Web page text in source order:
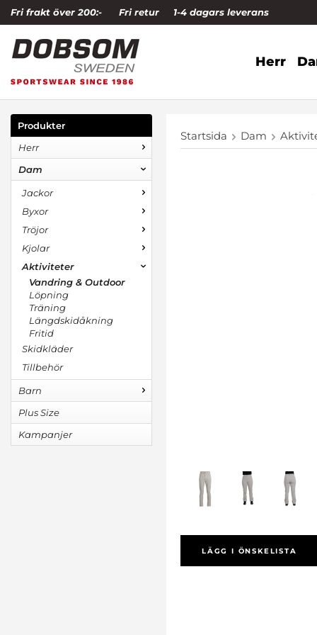
Fri frakt över 200:- Fri retur 1-4 dagars leverans
Herr
Produkter
Herr
Dam
Jackor
Byxor
Tröjor
Kjolar
Aktiviteter
Vandring & Outdoor
Löpning
Träning
Längdskidåkning
Fritid
Skidkläder
Tillbehör
Barn
Plus Size
Kampanjer
Startsida Dam
LÄGG I ÖNSKELISTA